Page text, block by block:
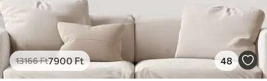
13166Ft7900Ft 48